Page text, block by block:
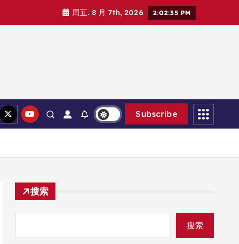
周五. 8 月 7th, 2026 2:02:36 PM
Subscribe
搜索
搜索